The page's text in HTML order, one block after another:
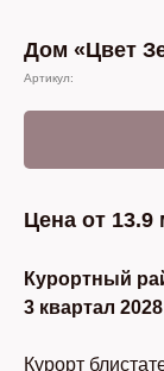
Дом «Цвет
Артикул:
Цена от 13.9
Курортный
3 квартал 2028
Курорт